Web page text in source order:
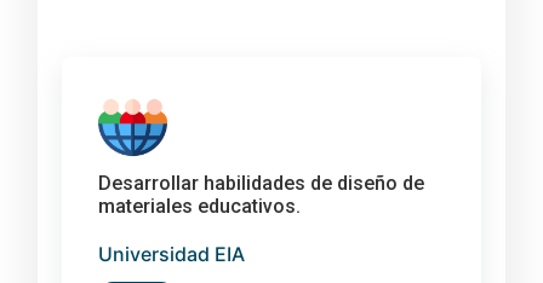
Desarrollar habilidades de diseño de
materiales educativos.
Universidad EIA